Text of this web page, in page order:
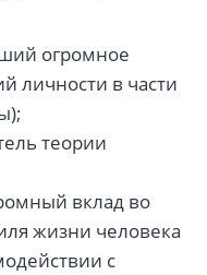
огромное
личности в части
теории
вклад во
жизни человека
с